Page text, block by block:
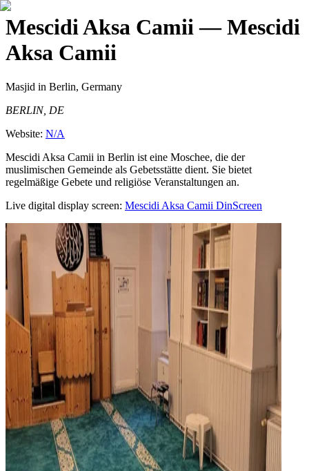
Mescidi Aksa Camii— Mescidi
Aksa Camii
Masjid in Berlin, Germany
BERLIN, DE
Website: N/A
Mescidi Aksa Camii in Berlin ist eine Moschee, die der
muslimischen Gemeinde als Gebetsstätte dient. Sie bietet
regelmäßige Gebete und religiöse Veranstaltungen an.
Live digital display screen: Mescidi Aksa Camii DinScreen